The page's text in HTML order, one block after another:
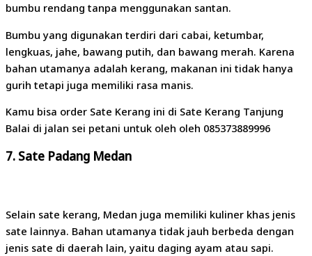
bumbu rendang tanpa menggunakan santan.
Bumbu yang digunakan terdiri dari cabai, ketumbar,
lengkuas, jahe, bawang putih, dan bawang merah. Karena
bahan utamanya adalah kerang, makanan ini tidak hanya
gurih tetapi juga memiliki rasa manis.
Kamu bisa order Sate Kerang ini di Sate Kerang Tanjung
Balai di jalan sei petani untuk oleh oleh 085373889996
7. Sate Padang Medan
Selain sate kerang, Medan juga memiliki kuliner khas jenis
sate lainnya. Bahan utamanya tidak jauh berbeda dengan
jenis sate di daerah lain, yaitu daging ayam atau sapi.